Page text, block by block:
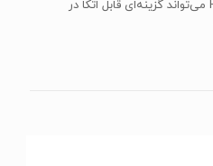
نهایت، خودروی برلیانس H220 می‌تواند گزینه‌ای قابل اتکا در